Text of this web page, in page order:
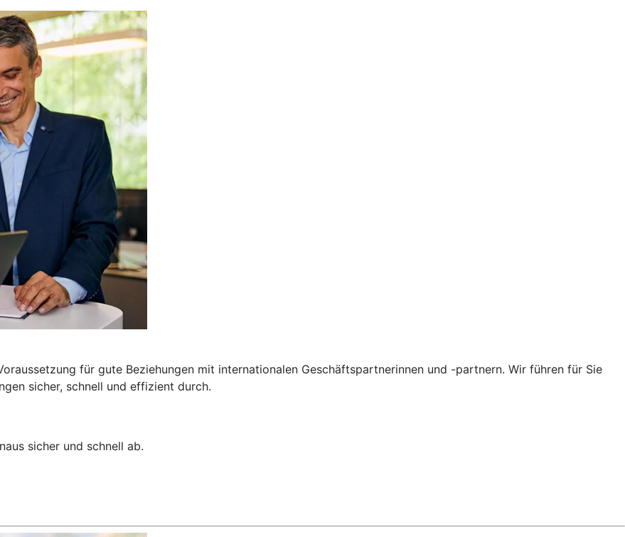
für gute Beziehungen mit internationalen Geschäftspartnerinnen und -partnern. Wir führen für Sie
sicher, schnell und effizient durch.
sicher und schnell ab.